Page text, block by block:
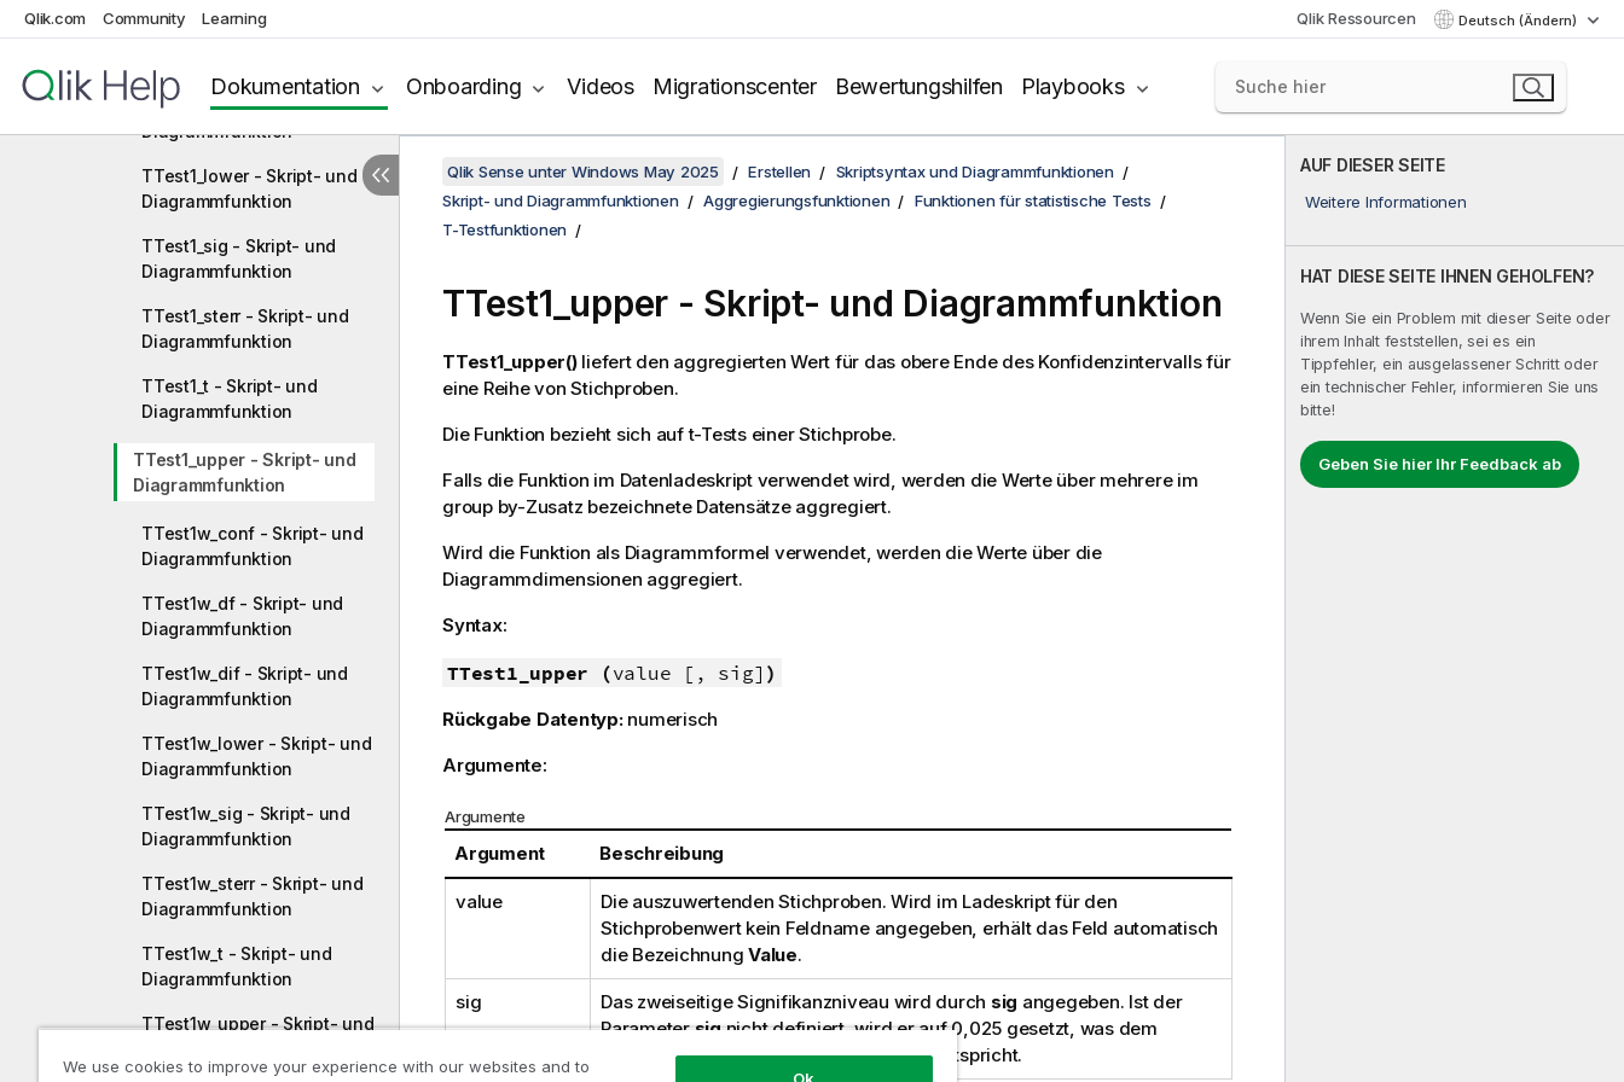
Qlik.com Community Learning Qlik Ressourcen Deutsch (Ändern)
Dokumentation Onboarding Videos Migrationscenter Bewertungshilfen Playbooks
TTest1_df - Skript- und
TTest1_dif - Skript- und
Diagrammfunktion
TTest1_lower - Skript- und
Diagrammfunktion
TTest1_sig - Skript- und
Diagrammfunktion
TTest1_sterr - Skript- und
Diagrammfunktion
TTest1_t - Skript- und
Diagrammfunktion
TTest1_upper - Skript- und
Diagrammfunktion
TTest1w_conf - Skript- und
Diagrammfunktion
TTest1w_df - Skript- und
Diagrammfunktion
TTest1w_dif - Skript- und
Diagrammfunktion
TTest1w_lower - Skript- und
Diagrammfunktion
TTest1w_sig - Skript- und
Diagrammfunktion
TTest1w_sterr - Skript- und
Diagrammfunktion
TTest1w_t - Skript- und
Diagrammfunktion
TTest1w_upper - Skript- und
AUF DIESER SEITE
Weitere Informationen
HAT DIESE SEITE IHNEN GEHOLFEN?
Wenn Sie ein Problem mit dieser Seite oder
ihrem Inhalt feststellen, sei es ein
Tippfehler, ein ausgelassener Schritt oder
ein technischer Fehler, informieren Sie uns
bitte!
Geben Sie hier Ihr Feedback ab
Qlik Sense unter Windows May 2025 Erstellen
Skriptsyntax und Diagrammfunktionen
Skript- und Diagrammfunktionen
Aggregierungsfunktionen
Funktionen für statistische Tests
T-Testfunktionen
TTest1_upper - Skript- und Diagrammfunktion
TTest1_upper()liefert den aggregierten Wert für das obere Ende des Konfidenzintervalls für
eine Reihe von Stichproben.
Die Funktion bezieht sich auf t-Tests einer Stichprobe.
Falls die Funktion im Datenladeskript verwendet wird, werden die Werte über mehrere im
group by-Zusatz bezeichnete Datensätze aggregiert.
Wird die Funktion als Diagrammformel verwendet, werden die Werte über die
Diagrammdimensionen aggregiert.
Syntax:
TTest1_upper (value [, sig] )
Rückgabe Datentyp: numerisch
Argumente:
Argumente
Argument Beschreibung
value
Die auszuwertenden Stichproben. Wird im Ladeskript für den
Stichprobenwert kein Feldname angegeben, erhält das Feld automatisch
die Bezeichnung Value.
sig Das zweiseitige Signifikanzniveau wird durch sig angegeben. Ist der
Parametersignicht definiert, wird er auf 0,025 gesetzt, was dem
gängigen Konfidenzintervall von 95 % entspricht.
We use cookies to improve your experience with our websites and to